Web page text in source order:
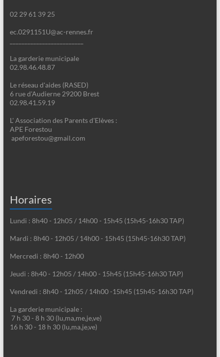
02 29 61 39 25
ec.0291151U@ac-rennes.fr
La garderie municipale
02.98.46.48.87
Le réseau d'aides (RASED)
6 rue d'Audierne 29200 Brest
02.98.41.59.19
L' Association des Parents d'Elèves :
APE Forestou
apeforestou@gmail.com
Horaires
Lundi : 8h40 - 12h05 / 14h00 - 15h45 (15h45-16h30 TAP)
Mardi : 8h40 - 12h05 / 14h00 - 15h45 (15h45-16h30 TAP)
Mercredi : 8h40 - 12h00
Jeudi : 8h40 - 12h05 / 14h00 - 15h45 (15h45-16h30 TAP)
Vendredi : 8h40 - 12h05 / 14h00 -15h45 (15h45-16h30 TAP)
La garderie municipale :
7 h 30 - 8 h 30 (lu,ma,me,je,ve)
16 h 30 - 18 h 30 (lu,ma,je,ve)